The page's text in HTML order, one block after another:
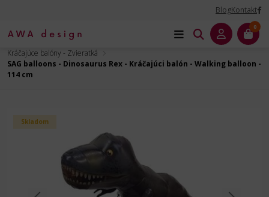
BlogKontakt
0
Balóny na Párty
Kráčajúce balóny - Zvieratká
SAG balloons - Dinosaurus Rex - Kráčajúci balón - Walking balloon -
114 cm
Skladom